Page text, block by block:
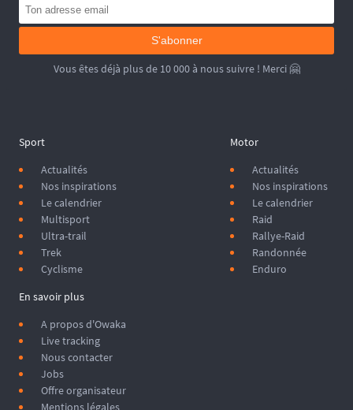
S'abonner
Vous êtes déjà plus de 10 000 à nous suivre ! Merci 🤗
Sport
Actualités
Nos inspirations
Le calendrier
Multisport
Ultra-trail
Trek
Cyclisme
Motor
Actualités
Nos inspirations
Le calendrier
Raid
Rallye-Raid
Randonnée
Enduro
En savoir plus
A propos d'Owaka
Live tracking
Nous contacter
Jobs
Offre organisateur
Mentions légales